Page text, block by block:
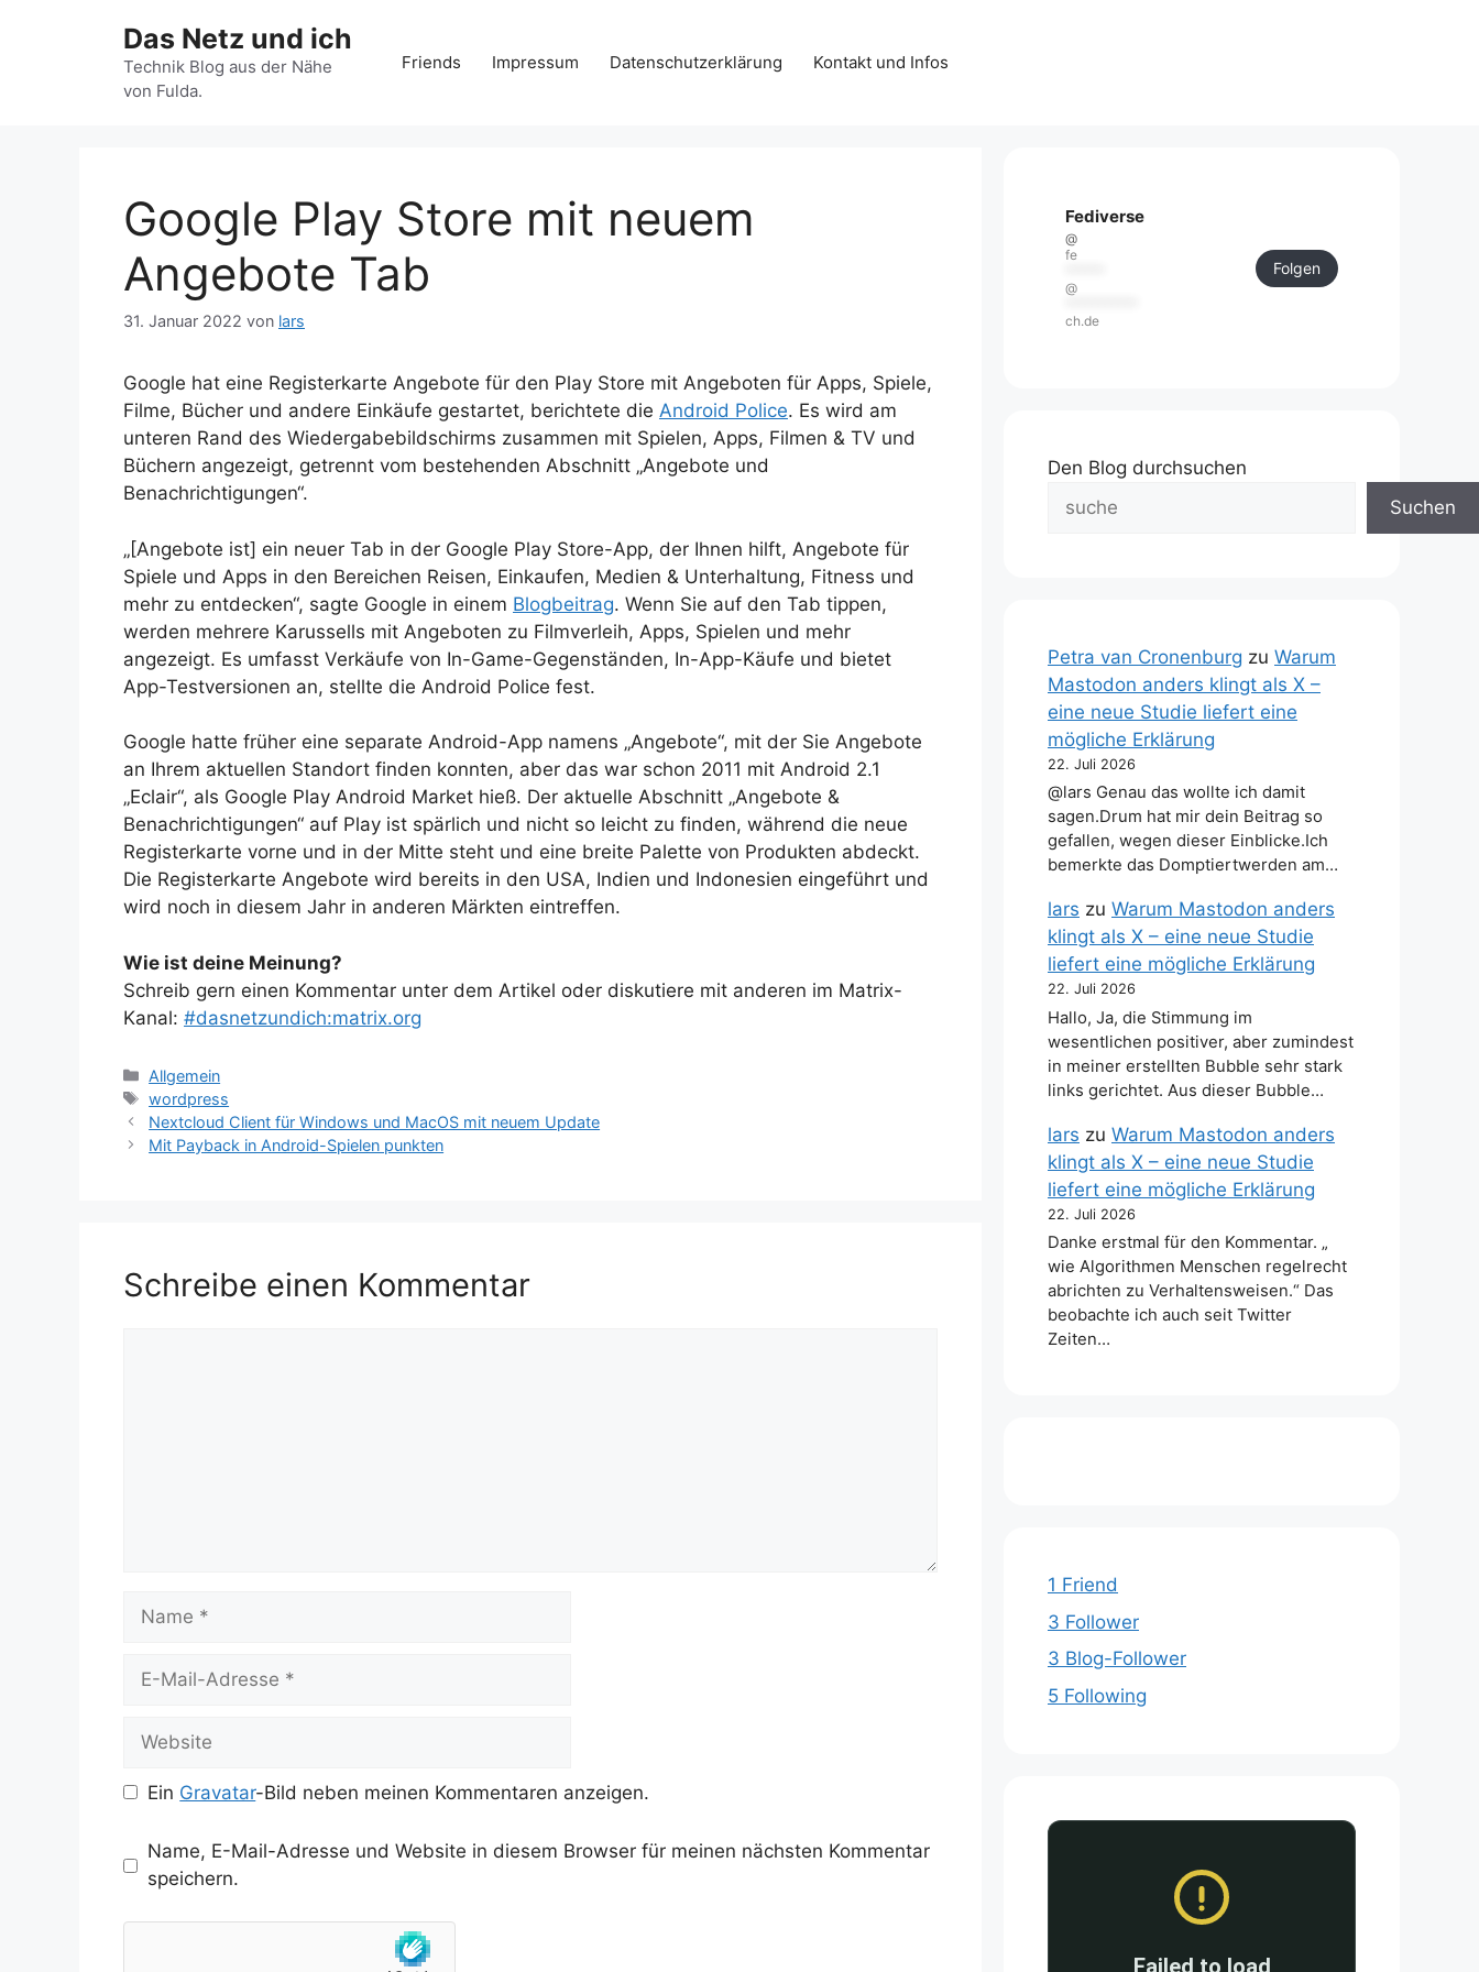
Das Netz und ich
Technik Blog aus der Nähe
von Fulda.
Friends Impressum Datenschutzerklärung Kontakt und Infos
Google Play Store mit neuem
Angebote Tab
31. Januar 2022 von lars
Google hat eine Registerkarte Angebote für den Play Store mit Angeboten für Apps, Spiele,
Filme, Bücher und andere Einkäufe gestartet, berichtete die Android Police. Es wird am
unteren Rand des Wiedergabebildschirms zusammen mit Spielen, Apps, Filmen & TV und
Büchern angezeigt, getrennt vom bestehenden Abschnitt „Angebote und
Benachrichtigungen“.
„[Angebote ist] ein neuer Tab in der Google Play Store-App, der Ihnen hilft, Angebote für
Spiele und Apps in den Bereichen Reisen, Einkaufen, Medien & Unterhaltung, Fitness und
mehr zu entdecken“, sagte Google in einem Blogbeitrag. Wenn Sie auf den Tab tippen,
werden mehrere Karussells mit Angeboten zu Filmverleih, Apps, Spielen und mehr
angezeigt. Es umfasst Verkäufe von In-Game-Gegenständen, In-App-Käufe und bietet
App-Testversionen an, stellte die Android Police fest.
Google hatte früher eine separate Android-App namens „Angebote“, mit der Sie Angebote
an Ihrem aktuellen Standort finden konnten, aber das war schon 2011 mit Android 2.1
„Eclair“, als Google Play Android Market hieß. Der aktuelle Abschnitt „Angebote &
Benachrichtigungen“ auf Play ist spärlich und nicht so leicht zu finden, während die neue
Registerkarte vorne und in der Mitte steht und eine breite Palette von Produkten abdeckt.
Die Registerkarte Angebote wird bereits in den USA, Indien und Indonesien eingeführt und
wird noch in diesem Jahr in anderen Märkten eintreffen.
Wie ist deine Meinung?
Schreib gern einen Kommentar unter dem Artikel oder diskutiere mit anderen im Matrix-
Kanal: #dasnetzundich:matrix.org
Kategorien
Allgemein
Schlagwörter
wordpress
Nextcloud Client für Windows und MacOS mit neuem Update
Mit Payback in Android-Spielen punkten
Schreibe einen Kommentar
Mail-
Ein Gravatar-Bild neben meinen Kommentaren anzeigen.
Name, E-Mail-Adresse und Website in diesem Browser für meinen nächsten Kommentar
speichern.
Fediverse
@
fe
@
ch.de
Folgen
Den Blog durchsuchen
Suchen
Petra van Cronenburg zu Warum
Mastodon anders klingt als X –
eine neue Studie liefert eine
mögliche Erklärung
22. Juli 2026
@lars Genau das wollte ich damit
sagen.Drum hat mir dein Beitrag so
gefallen, wegen dieser Einblicke.Ich
bemerkte das Domptiertwerden am…
lars zu Warum Mastodon anders
klingt als X – eine neue Studie
liefert eine mögliche Erklärung
22. Juli 2026
Hallo, Ja, die Stimmung im
wesentlichen positiver, aber zumindest
in meiner erstellten Bubble sehr stark
links gerichtet. Aus dieser Bubble…
lars zu Warum Mastodon anders
klingt als X – eine neue Studie
liefert eine mögliche Erklärung
22. Juli 2026
Danke erstmal für den Kommentar. „
wie Algorithmen Menschen regelrecht
abrichten zu Verhaltensweisen.“ Das
beobachte ich auch seit Twitter
Zeiten…
1 Friend
3 Follower
3 Blog-Follower
5 Following